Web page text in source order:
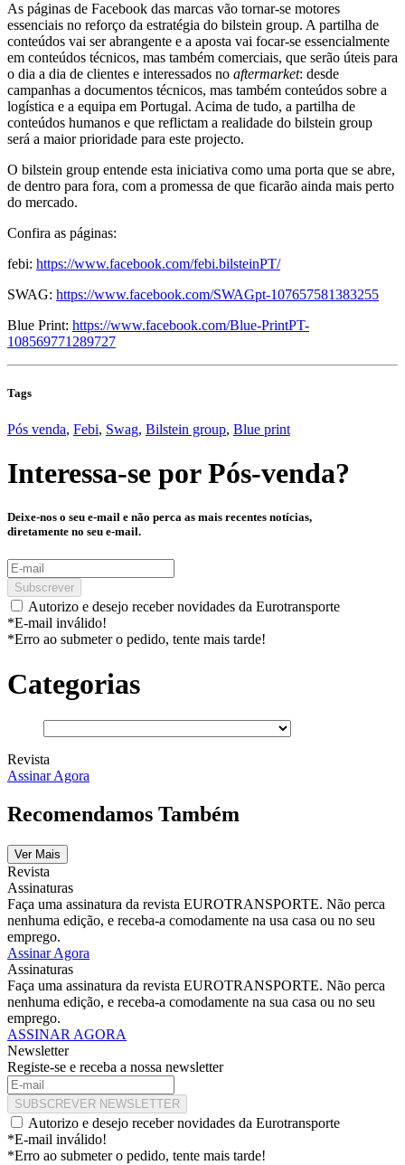
As páginas de Facebook das marcas vão tornar-se motores
essenciais no reforço da estratégia do bilstein group. A partilha de
conteúdos vai ser abrangente e a aposta vai focar-se essencialmente
em conteúdos técnicos, mas também comerciais, que serão úteis para
o dia a dia de clientes e interessados no aftermarket: desde
campanhas a documentos técnicos, mas também conteúdos sobre a
logística e a equipa em Portugal. Acima de tudo, a partilha de
conteúdos humanos e que reflictam a realidade do bilstein group
será a maior prioridade para este projecto.
O bilstein group entende esta iniciativa como uma porta que se abre,
de dentro para fora, com a promessa de que ficarão ainda mais perto
do mercado.
Confira as páginas:
febi: https://www.facebook.com/febi.bilsteinPT/
SWAG: https://www.facebook.com/SWAGpt-107657581383255
Blue Print: https://www.facebook.com/Blue-PrintPT-
108569771289727
Tags
Pós venda, Febi, Swag, Bilstein group, Blue print
Interessa-se porPós-venda?
Deixe-nos o seu e-mail e não perca as mais recentes notícias,
diretamente no seu e-mail.
Subscrever
Autorizo e desejo receber novidades da Eurotransporte
*E-mail inválido!
*Erro ao submeter o pedido, tente mais tarde!
Categorias
Revista
Assinar Agora
Recomendamos Também
Ver Mais
Revista
Assinaturas
Faça uma assinatura da revista EUROTRANSPORTE. Não perca
nenhuma edição, e receba-a comodamente na usa casa ou no seu
emprego.
Assinar Agora
Assinaturas
Faça uma assinatura da revista EUROTRANSPORTE. Não perca
nenhuma edição, e receba-a comodamente na sua casa ou no seu
emprego.
ASSINAR AGORA
Newsletter
Registe-se e receba a nossa newsletter
SUBSCREVER NEWSLETTER
Autorizo e desejo receber novidades da Eurotransporte
*E-mail inválido!
*Erro ao submeter o pedido, tente mais tarde!